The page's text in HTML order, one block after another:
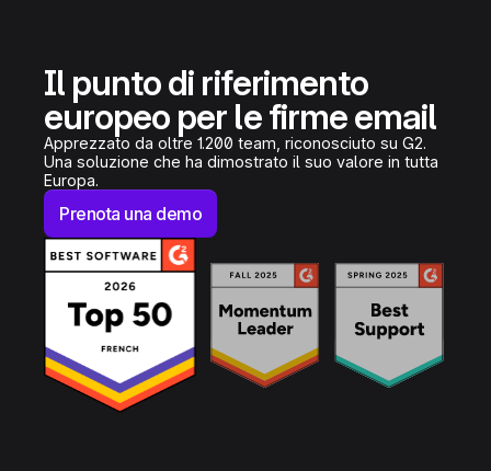
Il punto di riferimento
europeo per le firme email
Apprezzato da oltre 1.200 team, riconosciuto su G2.
Una soluzione che ha dimostrato il suo valore in tutta
Europa.
Prenota una demo